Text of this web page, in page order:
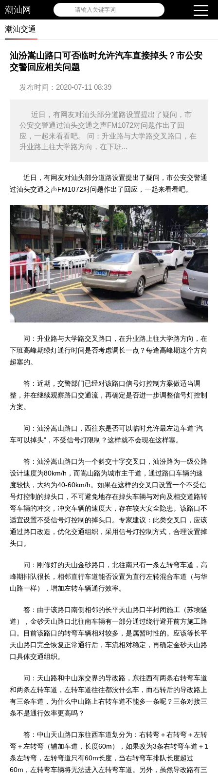
潮汕网 请输入关键字词
潮汕交通
汕汾嵩山路口可否临时允许汽车直接掉头？市公安
交警回应相关问题
发布时间：2020-07-11 08:39
近日，有网友对汕头部分道路设置提出了疑问，市
公安交警通过汕头交通之声FM1072对问题作出了回
应，一起来看看吧。 问：升业路与大学路交叉路口，在
升业路上往大学路方向，在下班...
近日，有网友对汕头部分道路设置提出了疑问，市公安交警通
过汕头交通之声FM1072对问题作出了回应，一起来看看吧。
问：升业路与大学路交叉路口，在升业路上往大学路方向，在
下班高峰期绿灯通行时间是否考虑调长一点？每逢高峰期这个方向
超塞的。
答：近期，交警部门已经对该路口信号灯控制方案做适当调
整，并在继续观察路口交通流，再确定是否进一步调整信号灯控制
方案。
问：汕汾嵩山路口，西往东是否可以临时允许最左边车道“汽
车可以掉头”，不受信号灯限制？这样就不会现在这样塞。
答：汕汾嵩山路口为一个斜交十字交叉口，汕汾路为一级公路
设计速度为80km/h，而嵩山路为城市主干道，通过路口车辆的速
度较快，大约为40-60km/h。如果在这样的交叉口设置一个不受信
号灯控制的掉头口，不可避免地存在掉头车辆与对向及相交道路转
弯车辆的冲突，冲突车辆的速度大，存在较大安全隐患。该路口不
适宜设置不受信号灯控制的掉头口。专家建议：此类交叉口，应该
通过路口改造，优化交通组织，采用信号灯控制方式，合理设置掉
头口。
问：刚修好的天山金砂路口，北往南只有一条左转弯车道，高
峰期排队很长，相邻直行车道能否设置为直行左转混合车道（与华
山路一样），增加左转车辆通行效率。
答：由于该路口南侧相邻的长平天山路口半封闭施工（苏埃隧
道），金砂天山路口北往南车辆有一部分通过绕行避开前方施工路
口。目前该路口的转弯车辆相对较多，是属暂时性的。应该等长平
天山路口完全恢复正常通行后，车流相对稳定，再确定金砂天山路
口具体交通组织。
问：天山路和中山东交界的导改路，东往西有两条右转弯车道
和两条左转车道，左转车道往往都没什么车，而右转后的导改路上
有三条车道，为什么中山路上右转车道不能多一条呢？三条对接三
条不是通行效率更高吗？
答：中山天山路口东往西车道划分为：右转弯＋右转弯＋左转
弯＋左转弯（辅加车道，长度60m），如果改为3条右转弯车道＋1
条左转弯，左转弯道只有60m长度，当右转弯车排队长度超过
60m，左转弯车辆将无法进入左转弯车道。另外，虽然导改路有三